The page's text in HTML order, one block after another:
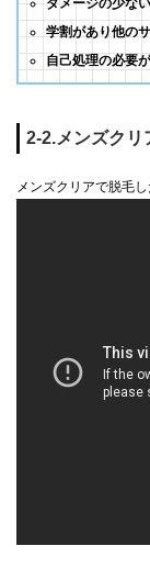
学割があり他の
自己処理の必要
2-2.メンズクリ
メンズクリアで脱毛